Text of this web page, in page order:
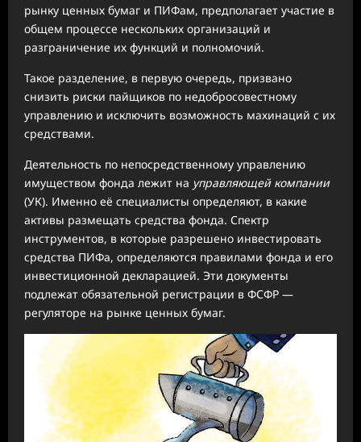
рынку ценных бумаг и ПИФам, предполагает участие в
общем процессе нескольких организаций и
разграничение их функций и полномочий.
Такое разделение, в первую очередь, призвано
снизить риски пайщиков по недобросовестному
управлению и исключить возможность махинаций с их
средствами.
Деятельность по непосредственному управлению
имуществом фонда лежит на управляющей компании
(УК). Именно её специалисты определяют, в какие
активы размещать средства фонда. Спектр
инструментов, в которые разрешено инвестировать
средства ПИФа, определяются правилами фонда и его
инвестиционной декларацией. Эти документы
подлежат обязательной регистрации в ФСФР —
регуляторе на рынке ценных бумаг.